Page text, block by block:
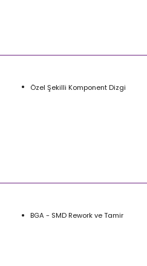
Özel Şekilli Komponent Dizgi
BGA - SMD Rework ve Tamir